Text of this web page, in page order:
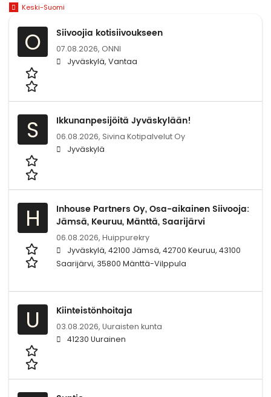
Keski-Suomi
O Siivoojia kotisiivoukseen
07.08.2026, ONNI
Jyväskylä, Vantaa
S Ikkunanpesijöitä Jyväskylään!
06.08.2026, Sivina Kotipalvelut Oy
Jyväskylä
H
Inhouse Partners Oy, Osa-aikainen Siivooja:
Jämsä, Keuruu, Mänttä, Saarijärvi
06.08.2026, Huippurekry
Jyväskylä, 42100 Jämsä, 42700 Keuruu, 43100
Saarijärvi, 35800 Mänttä-Vilppula
U Kiinteistönhoitaja
03.08.2026, Uuraisten kunta
41230 Uurainen